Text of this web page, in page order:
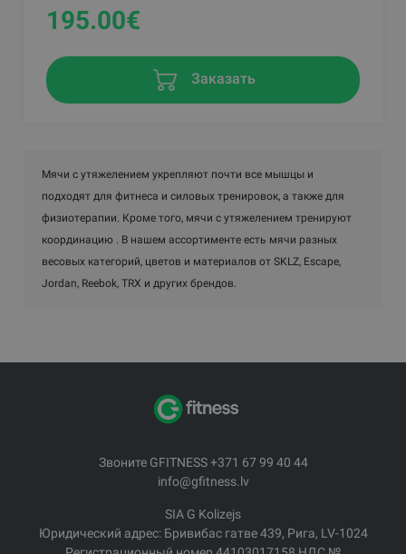
195.00€
Заказать
Мячи с утяжелением укрепляют почти все мышцы и
подходят для фитнеса и силовых тренировок, а также для
физиотерапии. Кроме того, мячи с утяжелением тренируют
координацию . В нашем ассортименте есть мячи разных
весовых категорий, цветов и материалов от SKLZ, Escape,
Jordan, Reebok, TRX и других брендов.
Звоните GFITNESS +371 67 99 40 44
info@gfitness.lv
SIA G Kolizejs
Юридический адрес: Бривибас гатве 439, Рига, LV-1024